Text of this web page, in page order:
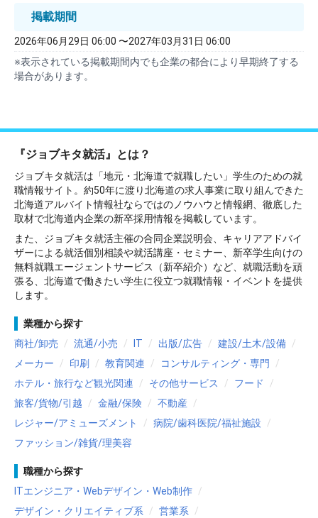
掲載期間
2026年06月29日 06:00 〜2027年03月31日 06:00
※表示されている掲載期間内でも企業の都合により早期終了する
場合があります。
『ジョブキタ就活』とは？
ジョブキタ就活は「地元・北海道で就職したい」学生のための就
職情報サイト。約50年に渡り北海道の求人事業に取り組んできた
北海道アルバイト情報社ならではのノウハウと情報網、徹底した
取材で北海道内企業の新卒採用情報を掲載しています。
また、ジョブキタ就活主催の合同企業説明会、キャリアアドバイ
ザーによる就活個別相談や就活講座・セミナー、新卒学生向けの
無料就職エージェントサービス（新卒紹介）など、就職活動を頑
張る、北海道で働きたい学生に役立つ就職情報・イベントを提供
します。
業種から探す
商社/卸売
流通/小売 IT 出版/広告
建設/土木/設備
メーカー
印刷 教育関連
コンサルティング・専門
ホテル・旅行など観光関連
その他サービス
フード
旅客/貨物/引越
金融/保険
不動産
レジャー/アミューズメント
病院/歯科医院/福祉施設
ファッション/雑貨/理美容
職種から探す
ITエンジニア・Webデザイン・Web制作
デザイン・クリエイティブ系
営業系